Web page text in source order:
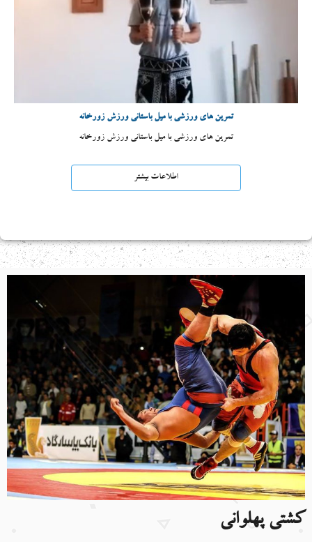
تمرین های ورزشی با میل باستانی ورزش زورخانه
تمرین های ورزشی با میل باستانی ورزش زورخانه
اطلاعات بیشتر
کشتی پهلوانی